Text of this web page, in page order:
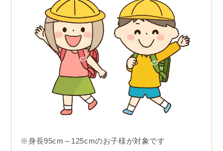
※身長95cm～125cmのお子様が対象です